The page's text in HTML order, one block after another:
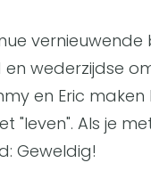
wederzijdse
en Eric
"leven". Als je
Geweldig!